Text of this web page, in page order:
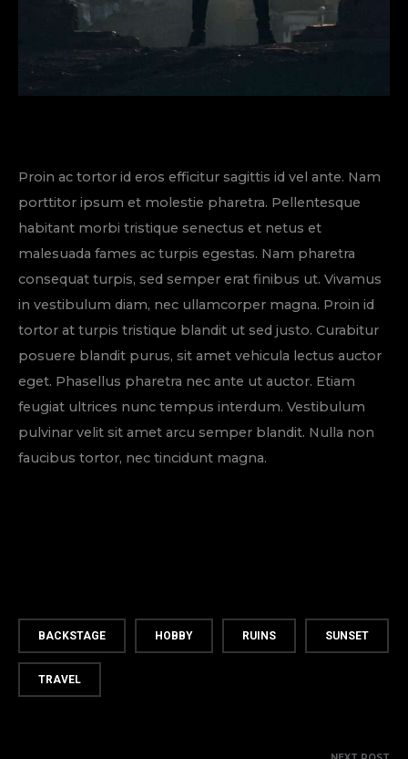
Proin ac tortor id eros efficitur sagittis id vel ante. Nam
porttitor ipsum et molestie pharetra. Pellentesque
habitant morbi tristique senectus et netus et
malesuada fames ac turpis egestas. Nam pharetra
consequat turpis, sed semper erat finibus ut. Vivamus
in vestibulum diam, nec ullamcorper magna. Proin id
tortor at turpis tristique blandit ut sed justo. Curabitur
posuere blandit purus, sit amet vehicula lectus auctor
eget. Phasellus pharetra nec ante ut auctor. Etiam
feugiat ultrices nunc tempus interdum. Vestibulum
pulvinar velit sit amet arcu semper blandit. Nulla non
faucibus tortor, nec tincidunt magna.
BACKSTAGE HOBBY RUINS SUNSET
TRAVEL